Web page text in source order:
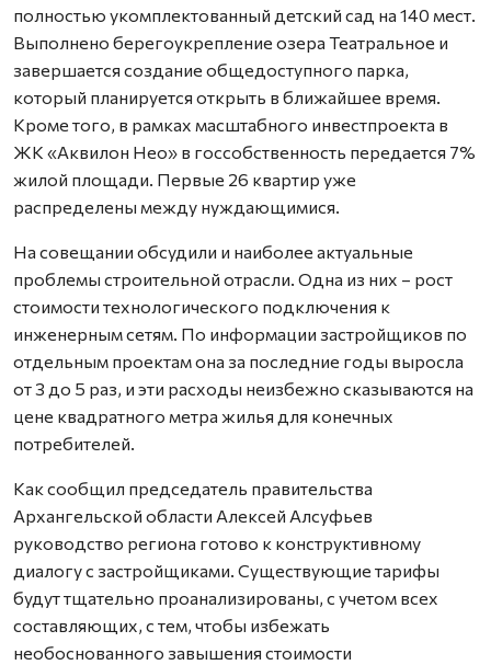
полностью укомплектованный детский сад на 140 мест.
Выполнено берегоукрепление озера Театральное и
завершается создание общедоступного парка,
который планируется открыть в ближайшее время.
Кроме того, в рамках масштабного инвестпроекта в
ЖК «Аквилон Нео» в госсобственность передается 7%
жилой площади. Первые 26 квартир уже
распределены между нуждающимися.
На совещании обсудили и наиболее актуальные
проблемы строительной отрасли. Одна из них – рост
стоимости технологического подключения к
инженерным сетям. По информации застройщиков по
отдельным проектам она за последние годы выросла
от 3 до 5 раз, и эти расходы неизбежно сказываются на
цене квадратного метра жилья для конечных
потребителей.
Как сообщил председатель правительства
Архангельской области Алексей Алсуфьев
руководство региона готово к конструктивному
диалогу с застройщиками. Существующие тарифы
будут тщательно проанализированы, с учетом всех
составляющих, с тем, чтобы избежать
необоснованного завышения стоимости